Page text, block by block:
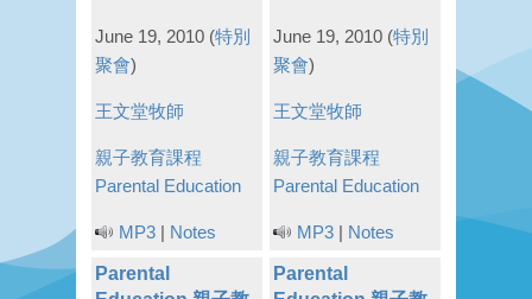
June 19, 2010 (特別
聚會)
王文堂牧師
親子教育課程
Parental Education
MP3 | Notes
June 19, 2010 (特別
聚會)
王文堂牧師
親子教育課程
Parental Education
MP3 | Notes
Parental
Parental